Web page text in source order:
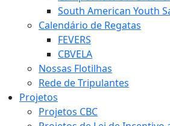
South American Youth
Calendário de Regatas
FEVERS
CBVELA
Nossas Flotilhas
Rede de Tripulantes
Projetos
Projetos CBC